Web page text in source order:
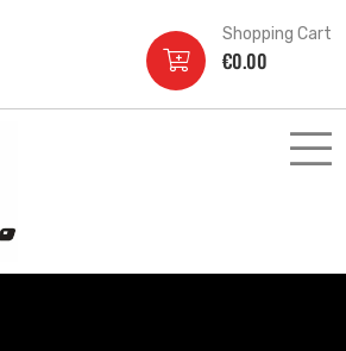
Shopping Cart
€0.00